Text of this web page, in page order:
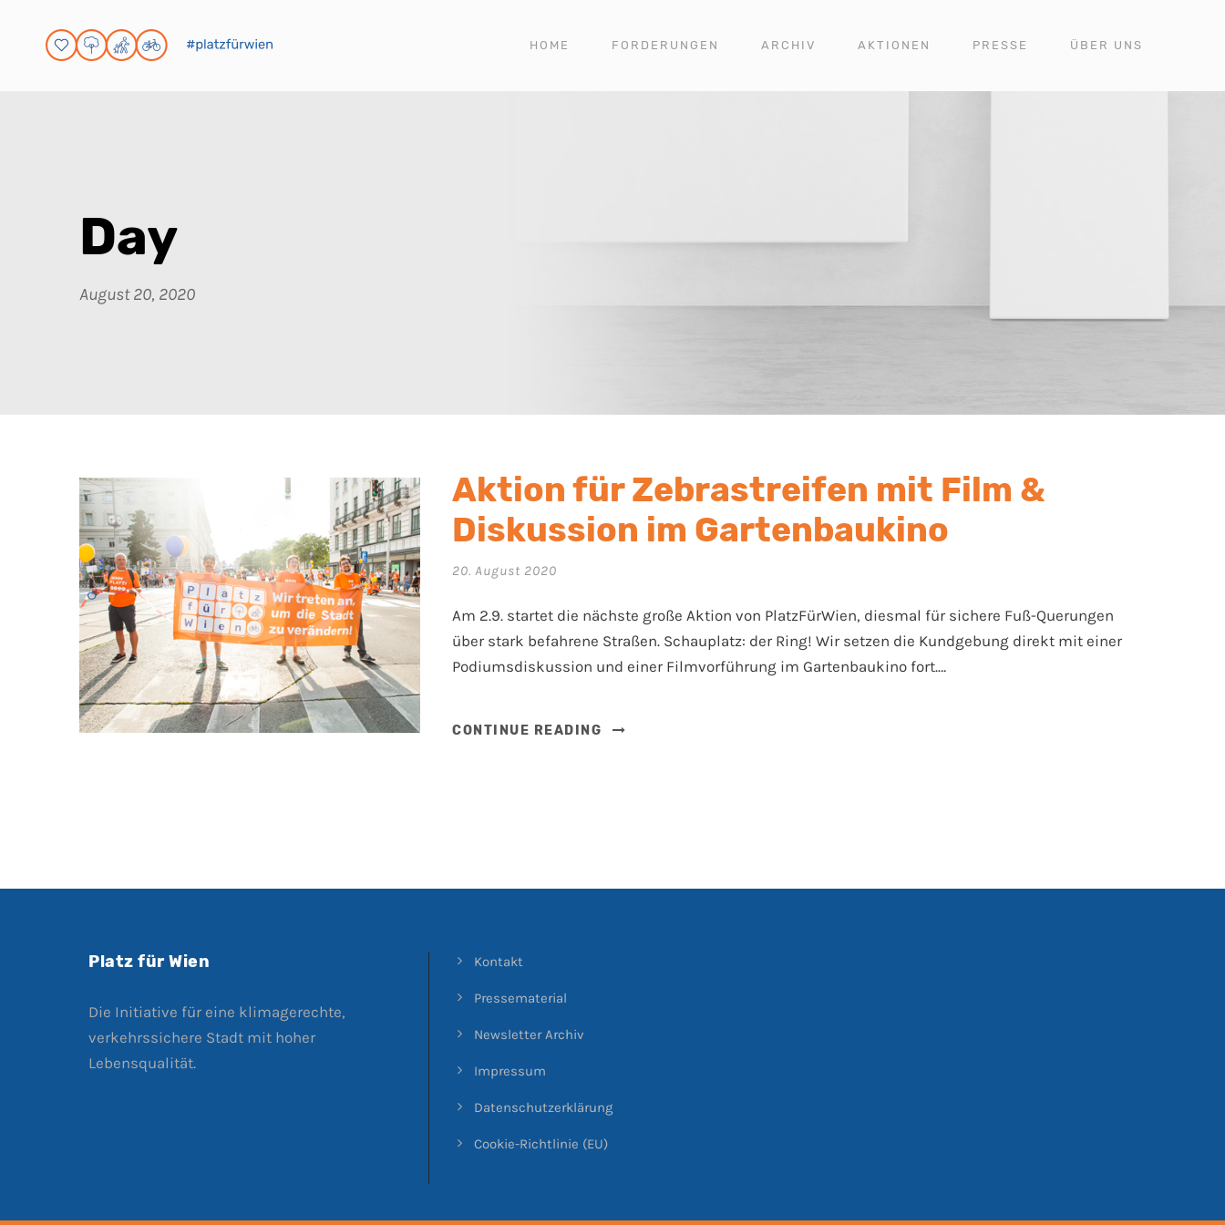
HOME FORDERUNGEN ARCHIV AKTIONEN PRESSE ÜBER UNS
Day
August 20, 2020
Aktion für Zebrastreifen mit Film &
Diskussion im Gartenbaukino
20. August 2020
Am 2.9. startet die nächste große Aktion von PlatzFürWien, diesmal für sichere Fuß-Querungen
über stark befahrene Straßen. Schauplatz: der Ring! Wir setzen die Kundgebung direkt mit einer
Podiumsdiskussion und einer Filmvorführung im Gartenbaukino fort.…
CONTINUE READING
Platz für Wien
Die Initiative für eine klimagerechte,
verkehrssichere Stadt mit hoher
Lebensqualität.
Kontakt
Pressematerial
Newsletter Archiv
Impressum
Datenschutzerklärung
Cookie-Richtlinie (EU)